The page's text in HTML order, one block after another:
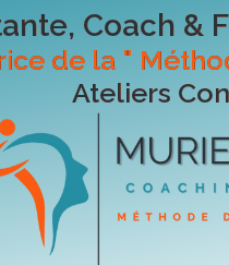
Coach &
de la "
Ateliers